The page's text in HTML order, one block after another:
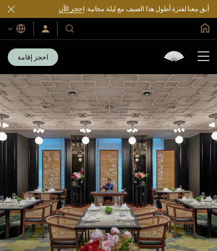
أبق معنا لفترة أطول هذا الصيف مع ليلة مجانية.احجز الآن
فنادقنا
ومنتجعاتنا
سجّل
الدخول/
اللغات
احجز إقامة